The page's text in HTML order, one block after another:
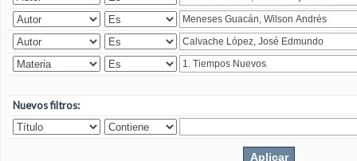
Nuevos filtros: